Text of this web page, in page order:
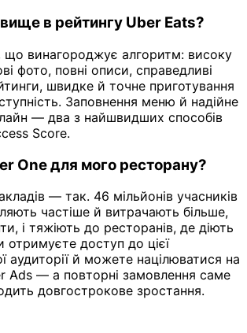
в рейтингу Uber Eats?
винагороджує алгоритм: високу
фото, повні описи, справедливі
швидке й точне приготування
Заповнення меню й надійне
— два з найшвидших способів
Score.
One для мого ресторану?
— так. 46 мільйонів учасників
частіше й витрачають більше,
і тяжіють до ресторанів, де діють
отримуєте доступ до цієї
аудиторії й можете націлюватися на
Ads — а повторні замовлення саме
довгострокове зростання.